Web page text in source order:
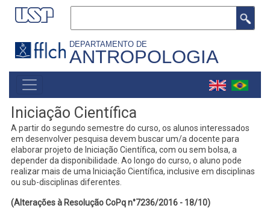
Pular
para
conteúdo
DEPARTAMENTO DE
ANTROPOLOGIA
MAIN
NAVIGATION
Iniciação Científica
A partir do segundo semestre do curso, os alunos interessados
em desenvolver pesquisa devem buscar um/a docente para
elaborar projeto de Iniciação Científica, com ou sem bolsa, a
depender da disponibilidade. Ao longo do curso, o aluno pode
realizar mais de uma Iniciação Científica, inclusive em disciplinas
ou sub-disciplinas diferentes.
(Alterações à Resolução CoPq n°7236/2016 - 18/10)